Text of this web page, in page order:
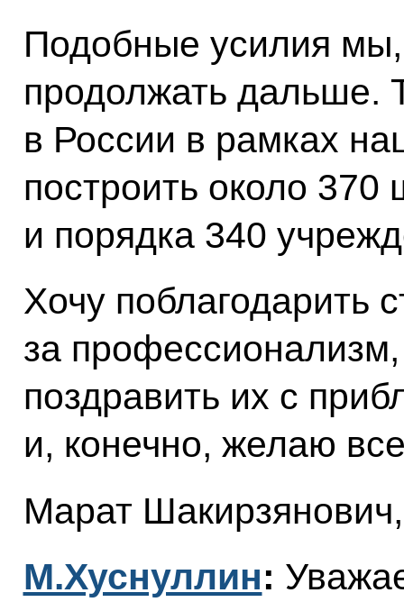
Подобные усилия
продолжать дальше.
в России в рамках
построить около 370
и порядка 340
Хочу поблагодарить
за
поздравить их с
и, конечно, желаю
Марат
М.Хуснуллин: